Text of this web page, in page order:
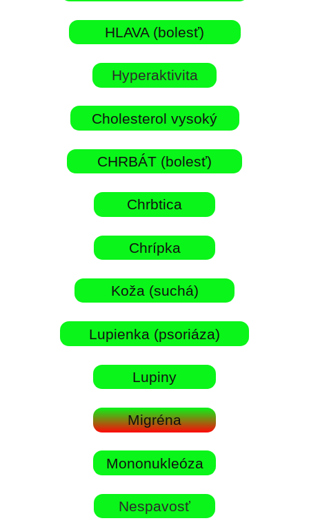
HLAVA (bolesť)
Hyperaktivita
Cholesterol vysoký
CHRBÁT (bolesť)
Chrbtica
Chrípka
Koža (suchá)
Lupienka (psoriáza)
Lupiny
Migréna
Mononukleóza
Nespavosť